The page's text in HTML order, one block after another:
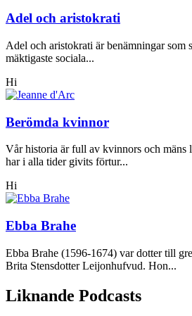
Adel och aristokrati
Adel och aristokrati är benämningar som
mäktigaste sociala...
Hi
Berömda kvinnor
Vår historia är full av kvinnors och mäns
har i alla tider givits förtur...
Hi
Ebba Brahe
Ebba Brahe (1596-1674) var dotter till
Brita Stensdotter Leijonhufvud. Hon...
Liknande Podcasts